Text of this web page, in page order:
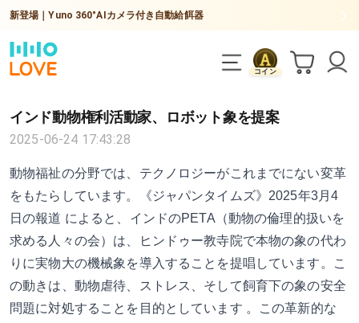
新登場｜Yuno 360°AIカメラ付き自動給餌器
コイン
インド動物権利活動家、ロボット象を提案
2025-06-24 17:43:28
動物福祉の分野では、テクノロジーがこれまでにない変革
をもたらしています。《ジャパンタイムズ》2025年3月4
日の報道 によると、インドのPETA（動物の倫理的扱いを
求める人々の会）は、ヒンドゥー教寺院で本物の象の代わ
りに実物大の機械象を導入することを提唱しています。こ
の動きは、動物虐待、ストレス、そして飼育下の象の安全
問題に対処することを目的としています 。この革新的な